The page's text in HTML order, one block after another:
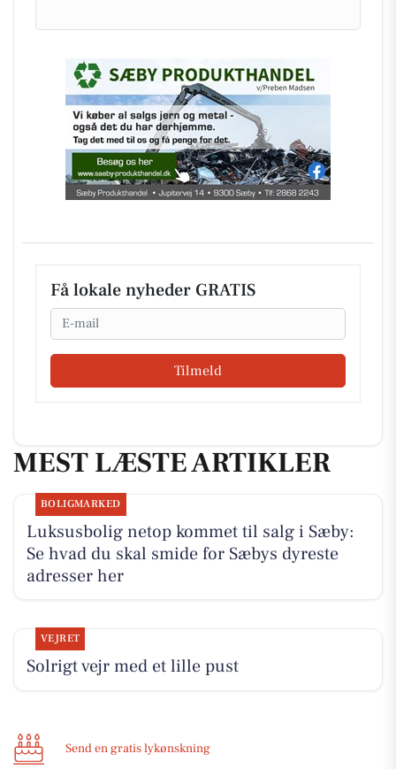
Få lokale nyheder GRATIS
Email
Tilmeld
MEST LÆSTE ARTIKLER
BOLIGMARKED
Luksusbolig netop kommet til salg i Sæby:
Se hvad du skal smide for Sæbys dyreste
adresser her
VEJRET
Solrigt vejr med et lille pust
Send en gratis lykønskning